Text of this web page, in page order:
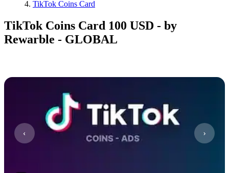
TikTok Coins Card
TikTok Coins Card 100 USD - by
Rewarble - GLOBAL